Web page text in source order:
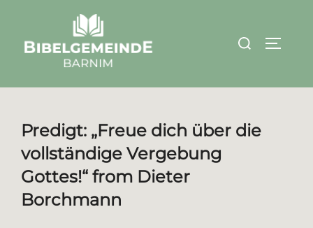
springen
Suchen
Predigt: „Freue dich über die
vollständige Vergebung
Gottes!“ from Dieter
Borchmann